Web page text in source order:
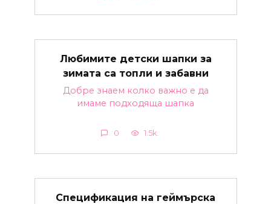
Любимите детски шапки за
зимата са топли и забавни
Добре знаем колко важно е да
имаме подходяща шапка
0 1.5k.
Спецификация на геймърска